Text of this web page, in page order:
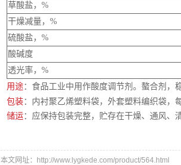
草酸盐，%
干燥减量，%
硫酸盐，%
酸碱度
透光率，%
用途：食品工业中用作酸度调节剂。螯合剂，
包装：内衬聚乙烯塑料袋，外套塑料编织袋，
储运：应保持包装完整，贮存在干燥、通风、
本文网址：http://www.lygkede.com/product/564.html